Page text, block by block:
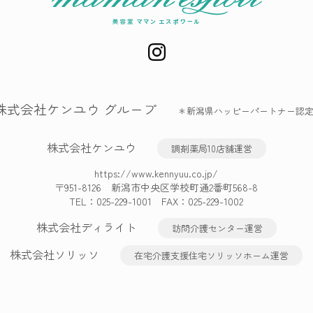
会社ケンユウ グループ ＊新潟県ハッピーパートナー認
株式会社ケンユウ 調剤薬局10店舗運営
https://www.kennyuu.co.jp/
〒951-8126 新潟市中央区学校町通2番町568-8
TEL： 025-229-1001 FAX：025-229-1002
株式会社ディライト 訪問介護センター運営
株式会社ソリッソ 在宅介護支援住宅ソリッソホーム運営